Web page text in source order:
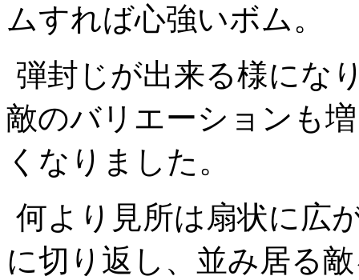
ムすれば心強いボム。
弾封じが出来る様にな
敵のバリエーションも
くなりました。
何より見所は扇状に広
に切り返し、並み居る